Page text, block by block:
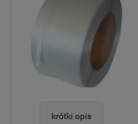
krótki opis